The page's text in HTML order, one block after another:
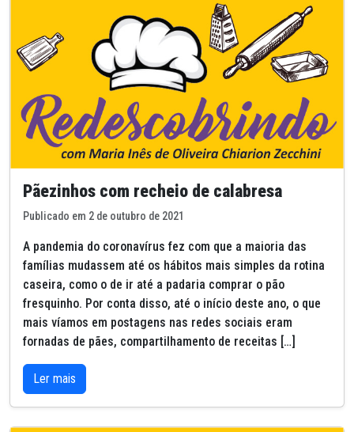
Pãezinhos com recheio de calabresa
Publicado em 2 de outubro de 2021
A pandemia do coronavírus fez com que a maioria das
famílias mudassem até os hábitos mais simples da rotina
caseira, como o de ir até a padaria comprar o pão
fresquinho. Por conta disso, até o início deste ano, o que
mais víamos em postagens nas redes sociais eram
fornadas de pães, compartilhamento de receitas […]
Ler mais